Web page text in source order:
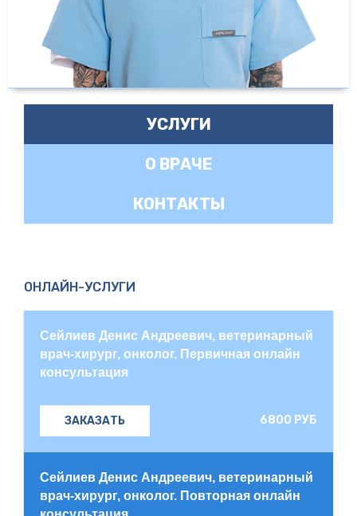
УСЛУГИ
О ВРАЧЕ
КОНТАКТЫ
ОНЛАЙН-УСЛУГИ
Сейлиев Денис Андреевич, ветеринарный
врач-хирург, онколог. Первичная онлайн
консультация
ЗАКАЗАТЬ 6800 РУБ
Сейлиев Денис Андреевич, ветеринарный
врач-хирург, онколог. Повторная онлайн